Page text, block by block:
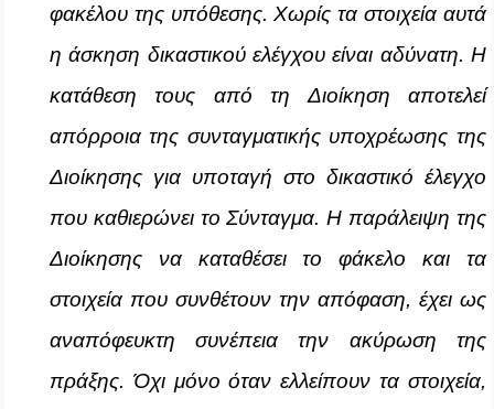
φακέλου της υπόθεσης. Χωρίς τα στοιχεία αυτά
η άσκηση δικαστικού ελέγχου είναι αδύνατη. Η
κατάθεση τους από τη Διοίκηση αποτελεί
απόρροια της συνταγματικής υποχρέωσης της
Διοίκησης για υποταγή στο δικαστικό έλεγχο
που καθιερώνει το Σύνταγμα. Η παράλειψη της
Διοίκησης να καταθέσει το φάκελο και τα
στοιχεία που συνθέτουν την απόφαση, έχει ως
αναπόφευκτη συνέπεια την ακύρωση της
πράξης. Όχι μόνο όταν ελλείπουν τα στοιχεία,